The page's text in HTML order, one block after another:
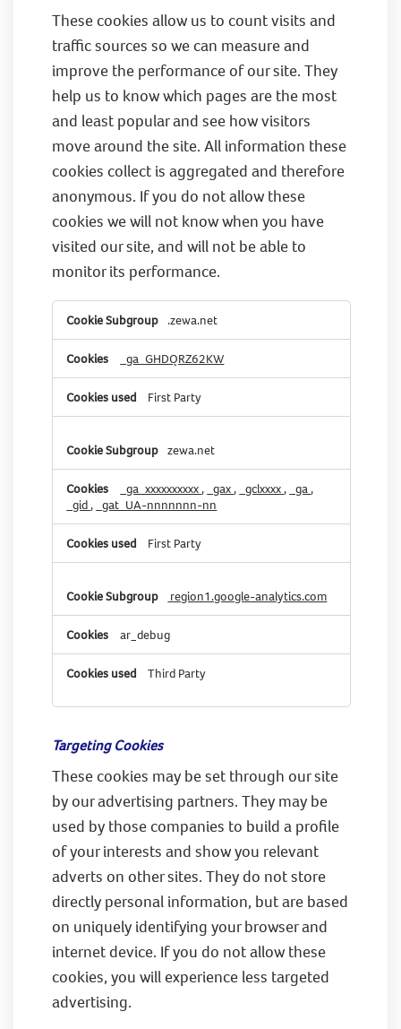
These cookies allow us to count visits and
traffic sources so we can measure and
improve the performance of our site. They
help us to know which pages are the most
and least popular and see how visitors
move around the site. All information these
cookies collect is aggregated and therefore
anonymous. If you do not allow these
cookies we will not know when you have
visited our site, and will not be able to
monitor its performance.
Performance
Cookies
.zewa.net
_ga_GHDQRZ62KW
First Party
zewa.net
_ga_xxxxxxxxxx , _gax , _gclxxxx , _ga ,
_gid , _gat_UA-nnnnnnn-nn
First Party
region1.google-analytics.com
ar_debug
Third Party
Targeting Cookies
These cookies may be set through our site
by our advertising partners. They may be
used by those companies to build a profile
of your interests and show you relevant
adverts on other sites. They do not store
directly personal information, but are based
on uniquely identifying your browser and
internet device. If you do not allow these
cookies, you will experience less targeted
advertising.